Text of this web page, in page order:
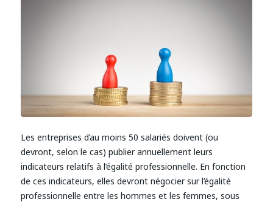
Les entreprises d’au moins 50 salariés doivent (ou
devront, selon le cas) publier annuellement leurs
indicateurs relatifs à l’égalité professionnelle. En fonction
de ces indicateurs, elles devront négocier sur l’égalité
professionnelle entre les hommes et les femmes, sous